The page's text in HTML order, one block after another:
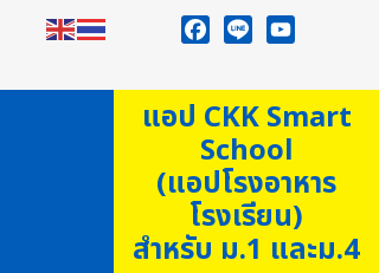
แอป CKK Smart
School
(แอปโรงอาหาร
โรงเรียน)
สำหรับ ม.1 และม.4